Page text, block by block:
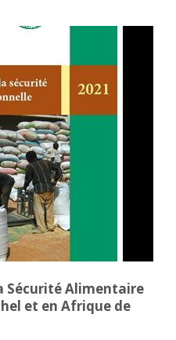
Sécurité Alimentaire
et en Afrique de